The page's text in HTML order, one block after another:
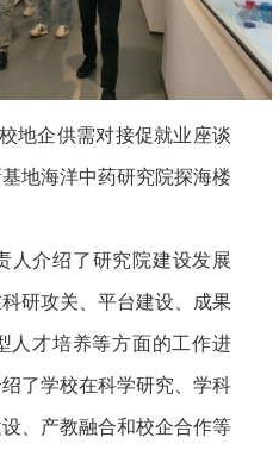
地企供需对接促就业座谈
地海洋中药研究院探海楼
人介绍了研究院建设发展
研攻关、平台建设、成果
人才培养等方面的工作进
了学校在科学研究、学科
、产教融合和校企合作等